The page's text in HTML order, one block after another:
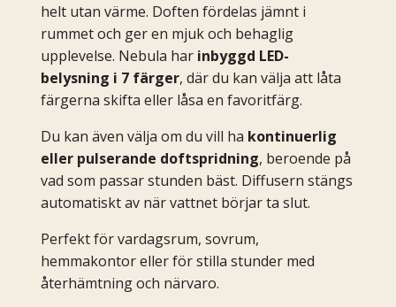
helt utan värme. Doften fördelas jämnt i
rummet och ger en mjuk och behaglig
upplevelse. Nebula har inbyggd LED-
belysning i 7 färger, där du kan välja att låta
färgerna skifta eller låsa en favoritfärg.
Du kan även välja om du vill ha kontinuerlig
eller pulserande doftspridning, beroende på
vad som passar stunden bäst. Diffusern stängs
automatiskt av när vattnet börjar ta slut.
Perfekt för vardagsrum, sovrum,
hemmakontor eller för stilla stunder med
återhämtning och närvaro.